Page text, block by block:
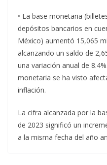
• La base monetaria
depósitos bancarios en
México) aumentó 15,065
alcanzando un saldo de
una variación anual de
monetaria se ha visto
inflación.
La cifra alcanzada por la
de 2023 significó un
a la misma fecha del año